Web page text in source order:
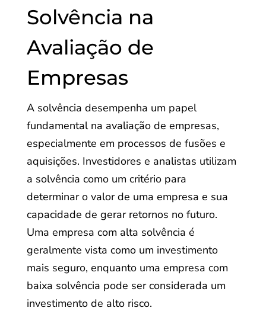
Solvência na
Avaliação de
Empresas
A solvência desempenha um papel
fundamental na avaliação de empresas,
especialmente em processos de fusões e
aquisições. Investidores e analistas utilizam
a solvência como um critério para
determinar o valor de uma empresa e sua
capacidade de gerar retornos no futuro.
Uma empresa com alta solvência é
geralmente vista como um investimento
mais seguro, enquanto uma empresa com
baixa solvência pode ser considerada um
investimento de alto risco.